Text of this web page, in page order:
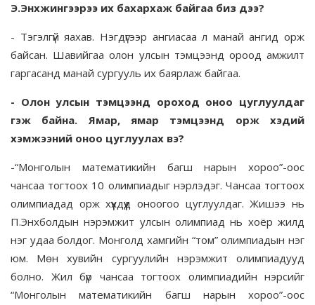
Э.Энхжингээрээ их бахархаж байгаа биз дээ?
- Тэгэлгүй яахав. Нэгдүгээр ангиасаа л манай ангид орж
байсан. Шавийгаа олон улсын тэмцээнд ороод амжилт
гаргасанд манай сургууль их баярлаж байгаа.
- Олон улсын тэмцээнд ороход оноо цуглуулдаг
гэж байна. Ямар, ямар тэмцээнд орж хэдий
хэмжээний оноо цуглуулах вэ?
-“Монголын математикийн багш нарын хороо”-оос
чансаа тогтоох 10 олимпиадыг нэрлэдэг. Чансаа тогтоох
олимпиадад орж хүүхдүүд оноогоо цуглуулдаг. Жишээ нь
П.Энхболдын нэрэмжит улсын олимпиад нь хоёр жилд
нэг удаа болдог. Монголд хамгийн “том” олимпиадын нэг
юм. Мөн хувийн сургуулийн нэрэмжит олимпиадууд
болно. Жил бүр чансаа тогтоох олимпиадийн нэрсийг
“Монголын математикийн багш нарын хороо”-оос